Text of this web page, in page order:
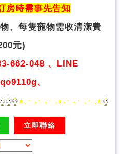
房時需事先告知
、 每隻寵物需收清潔費
元)
662-048 、LINE
、
立即聯絡